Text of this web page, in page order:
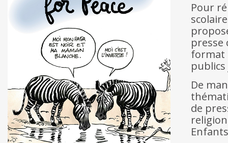
Pour
presse
format
De
de